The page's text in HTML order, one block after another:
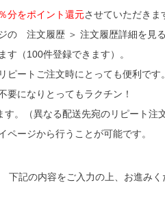
分をポイント還元させていただき
ジの 注文履歴 ＞ 注文履歴詳細を見
（100件登録できます）。
ピートご注文時にとっても便利です
要になりとってもラクチン！
。（異なる配送先宛のリピート
ージから行うことが可能です。
下記の内容をご入力の上、お進みく